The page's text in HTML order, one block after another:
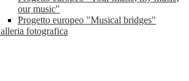
our music"
Progetto europeo "Musical bridges"
fotografica